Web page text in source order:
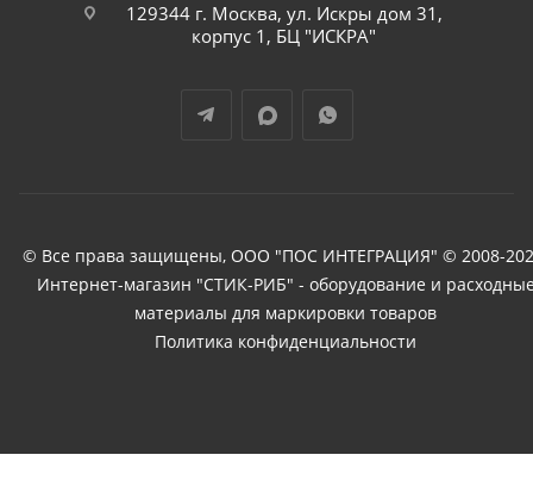
129344 г. Москва, ул. Искры дом 31,
корпус 1, БЦ "ИСКРА"
© Все права защищены, ООО "ПОС ИНТЕГРАЦИЯ" © 2008-
Интернет-магазин "СТИК-РИБ" - оборудование и
материалы для маркировки товаров
Политика конфиденциальности